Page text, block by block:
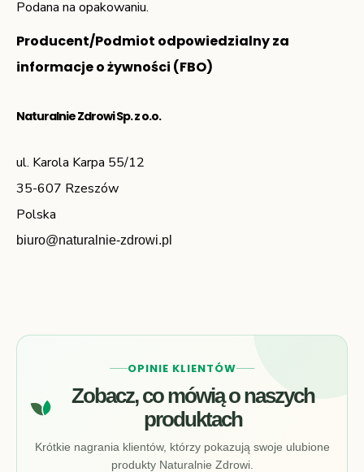
Podana na opakowaniu.
Producent/Podmiot odpowiedzialny za
informacje o żywności (FBO)
Naturalnie Zdrowi Sp. z o.o.
ul. Karola Karpa 55/12
35-607 Rzeszów
Polska
biuro@naturalnie-zdrowi.pl
OPINIE KLIENTÓW
Zobacz, co mówią o naszych
produktach
Krótkie nagrania klientów, którzy pokazują swoje ulubione
produkty Naturalnie Zdrowi.